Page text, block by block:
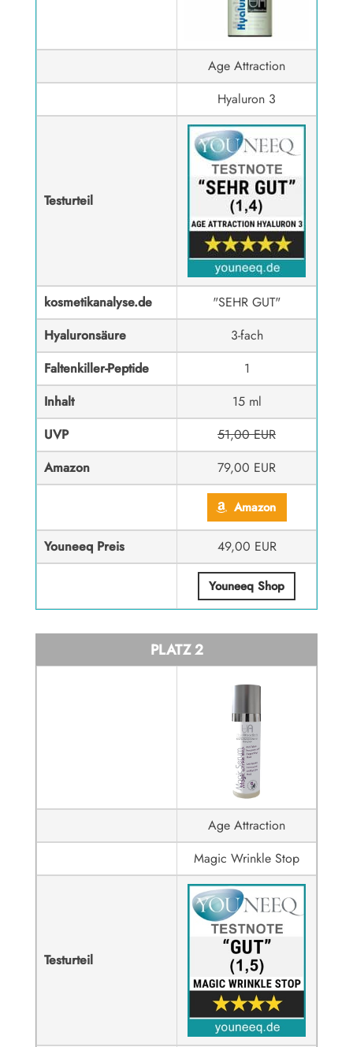
Age Attraction
Hyaluron 3
Testurteil
kosmetikanalyse.de
"SEHR GUT"
Hyaluronsäure
3-fach
Faltenkiller-Peptide
1
Inhalt
15 ml
UVP
51,00 EUR
Amazon
79,00 EUR
Amazon
Youneeq Preis 49,00 EUR
Youneeq Shop
PLATZ 2
Age Attraction
Magic Wrinkle Stop
Testurteil